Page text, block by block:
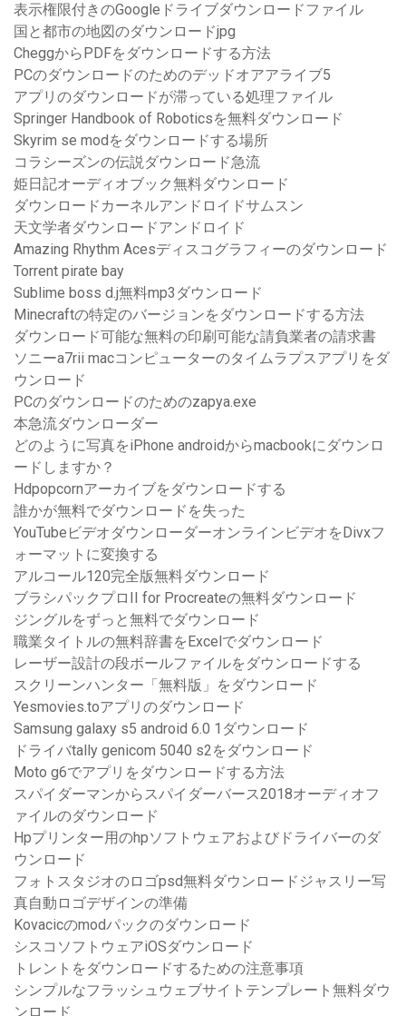
表示権限付きのGoogleドライブダウンロードファイル
国と都市の地図のダウンロードjpg
CheggからPDFをダウンロードする方法
PCのダウンロードのためのデッドオアアライブ5
アプリのダウンロードが滞っている処理ファイル
Springer Handbook of Roboticsを無料ダウンロード
Skyrim se modをダウンロードする場所
コラシーズンの伝説ダウンロード急流
姫日記オーディオブック無料ダウンロード
ダウンロードカーネルアンドロイドサムスン
天文学者ダウンロードアンドロイド
Amazing Rhythm Acesディスコグラフィーのダウンロード
Torrent pirate bay
Sublime boss d.j無料mp3ダウンロード
Minecraftの特定のバージョンをダウンロードする方法
ダウンロード可能な無料の印刷可能な請負業者の請求書
ソニーa7rii macコンピューターのタイムラプスアプリをダ
ウンロード
PCのダウンロードのためのzapya.exe
本急流ダウンローダー
どのように写真をiPhone androidからmacbookにダウンロ
ードしますか？
Hdpopcornアーカイブをダウンロードする
誰かが無料でダウンロードを失った
YouTubeビデオダウンローダーオンラインビデオをDivxフ
ォーマットに変換する
アルコール120完全版無料ダウンロード
ブラシパックプロII for Procreateの無料ダウンロード
ジングルをずっと無料でダウンロード
職業タイトルの無料辞書をExcelでダウンロード
レーザー設計の段ボールファイルをダウンロードする
スクリーンハンター「無料版」をダウンロード
Yesmovies.toアプリのダウンロード
Samsung galaxy s5 android 6.0 1ダウンロード
ドライバtally genicom 5040 s2をダウンロード
Moto g6でアプリをダウンロードする方法
スパイダーマンからスパイダーバース2018オーディオフ
ァイルのダウンロード
Hpプリンター用のhpソフトウェアおよびドライバーのダ
ウンロード
フォトスタジオのロゴpsd無料ダウンロードジャスリー写
真自動ロゴデザインの準備
Kovacicのmodパックのダウンロード
シスコソフトウェアiOSダウンロード
トレントをダウンロードするための注意事項
シンプルなフラッシュウェブサイトテンプレート無料ダウ
ンロード